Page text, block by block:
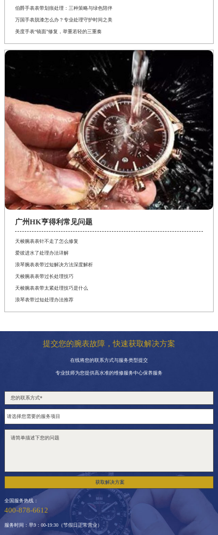
伯爵手表表带划痕处理：三种策略与绿色陪伴
万国手表脱漆怎么办？专业处理守护时间之美
美度手表“镜面”修复，举重若轻的三重奏
广州HK亨得利常见问题
天梭腕表表针不走了怎么修复
爱彼进水了处理办法详解
浪琴腕表表带过短解决方法深度解析
天梭腕表表带过长处理技巧
天梭腕表表带太紧处理技巧是什么
浪琴表带过短处理办法推荐
提交您的腕表故障，快速获取解决方案
在线将您的联系方式与服务类型提交
专业技师为您提供高水准的维修服务中心保养服务
获取解决方案
全国服务热线：
400-878-6612
服务时间：早9：00-19:30（节假日正常营业）